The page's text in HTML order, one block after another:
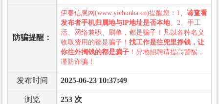
防骗提醒：
伊春信息网(www.yichunba.cn)提醒您：1、 请查看
发布者手机归属地与IP地址是否本地。2、手工
活、网络兼职、刷单，都是骗子！凡以各种名义
收取费用的都是骗子！ 找工作是往兜里挣钱，让
你往外掏钱的都是骗子 ！异地招聘请提高警惕，
谨防诈骗！
发布时间 2025-06-23 10:37:49
浏览 253 次